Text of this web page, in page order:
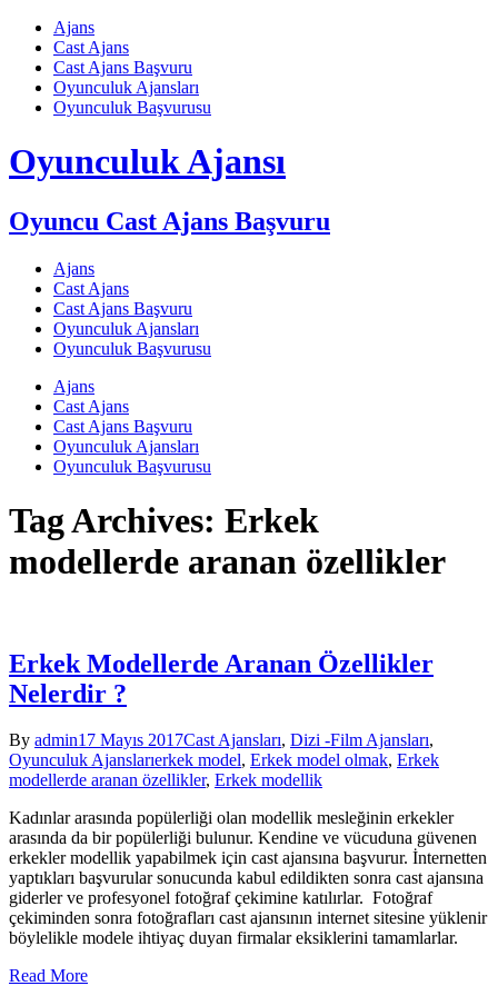
Skip
content
Ajans
Cast Ajans
Cast Ajans Başvuru
Oyunculuk Ajansları
Oyunculuk Başvurusu
Oyunculuk Ajansı
Oyuncu Cast Ajans Başvuru
Ajans
Cast Ajans
Cast Ajans Başvuru
Oyunculuk Ajansları
Oyunculuk Başvurusu
Ajans
Cast Ajans
Cast Ajans Başvuru
Oyunculuk Ajansları
Oyunculuk Başvurusu
Tag Archives: Erkek
modellerde aranan özellikler
Erkek Modellerde Aranan Özellikler
Nelerdir ?
By admin17 Mayıs 2017Cast Ajansları, Dizi -Film Ajansları,
Oyunculuk Ajanslarıerkek model, Erkek model olmak, Erkek
modellerde aranan özellikler, Erkek modellik
Kadınlar arasında popülerliği olan modellik mesleğinin erkekler
arasında da bir popülerliği bulunur. Kendine ve vücuduna güvenen
erkekler modellik yapabilmek için cast ajansına başvurur. İnternetten
yaptıkları başvurular sonucunda kabul edildikten sonra cast ajansına
giderler ve profesyonel fotoğraf çekimine katılırlar. Fotoğraf
çekiminden sonra fotoğrafları cast ajansının internet sitesine yüklenir
böylelikle modele ihtiyaç duyan firmalar eksiklerini tamamlarlar.
Read More